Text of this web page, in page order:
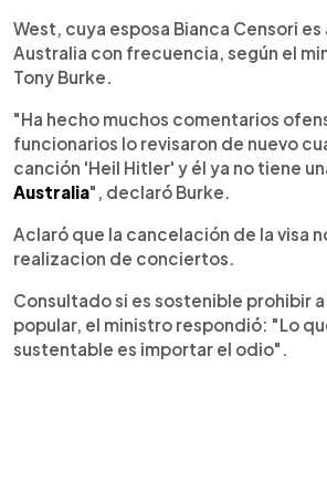
West, cuya esposa Bianca Censori
Australia con frecuencia, según el
Tony Burke.
"Ha hecho muchos comentarios
funcionarios lo revisaron de nuevo
canción 'Heil Hitler' y él ya no tiene
Australia", declaró Burke.
Aclaró que la cancelación de la visa
realizacion de conciertos.
Consultado si es sostenible prohibir
popular, el ministro respondió: "Lo
sustentable es importar el odio".